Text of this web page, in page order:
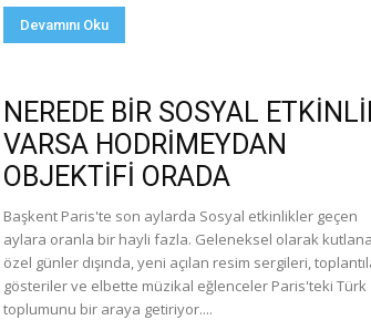
Devamını Oku
NEREDE BİR SOSYAL
VARSA HODRİMEYDAN
OBJEKTİFİ ORADA
Başkent Paris'te son aylarda Sosyal etkinlikler geçen
aylara oranla bir hayli fazla. Geleneksel olarak
özel günler dışında, yeni açılan resim sergileri,
gösteriler ve elbette müzikal eğlenceler Paris'teki Türk
toplumunu bir araya getiriyor....